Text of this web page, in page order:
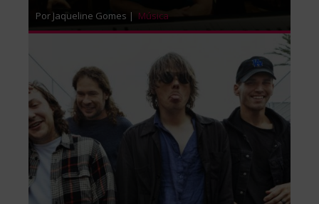
Por Jaqueline Gomes | Música